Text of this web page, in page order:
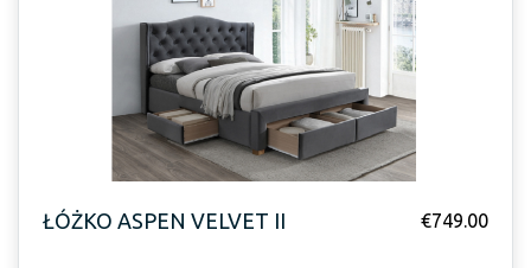
ŁÓŻKO ASPEN VELVET II €749.00